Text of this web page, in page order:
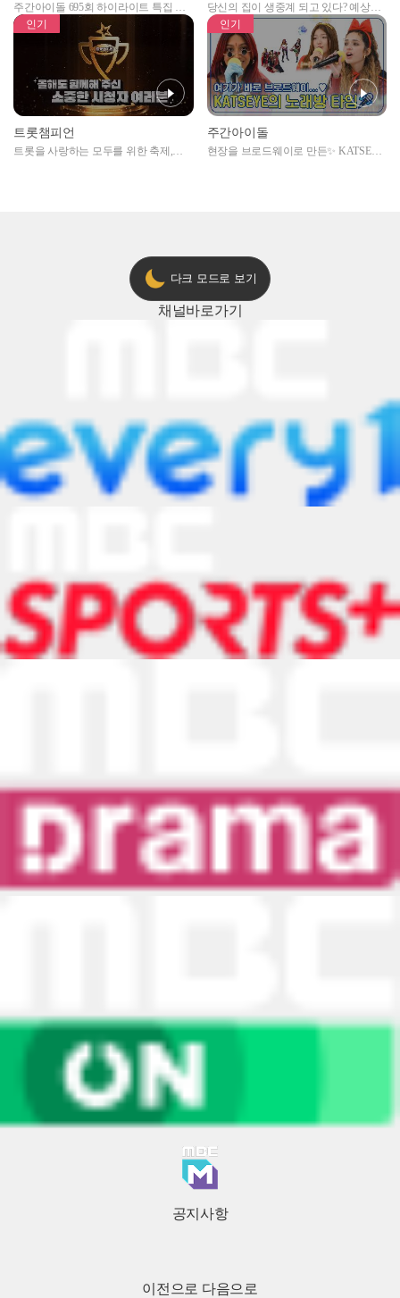
주간아이돌 695회 하이라이트 특집 남
자아이돌편 예고
당신의 집이 생중계 되고 있다? 예상치
못한 곳에서 일어나는 불법촬영 범죄!
인기
트롯챔피언
트롯을 사랑하는 모두를 위한 축제,
인기
주간아이돌
현장을 브로드웨이로 만든✨ KATSEYE
다크 모드로 보기
채널바로가기
공지사항
이전으로 다음으로